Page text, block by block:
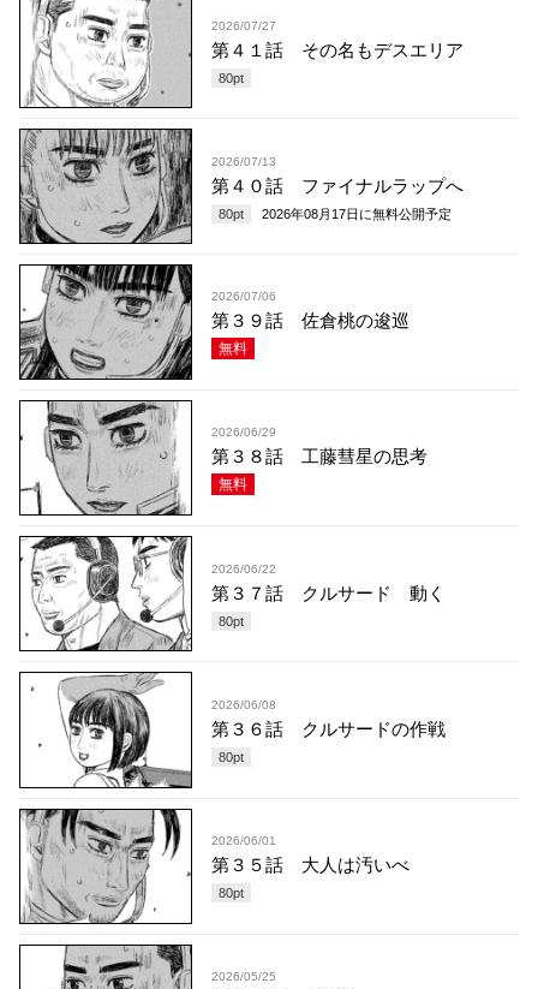
2026/07/27
第４１話 その名もデスエリア
80pt
2026/07/13
第４０話 ファイナルラップへ
80pt 2026年08月17日 に無料公開予定
2026/07/06
第３９話 佐倉桃の逡巡
無料
2026/06/29
第３８話 工藤彗星の思考
無料
2026/06/22
第３７話 クルサード 動く
80pt
2026/06/08
第３６話 クルサードの作戦
80pt
2026/06/01
第３５話 大人は汚いべ
80pt
2026/05/25